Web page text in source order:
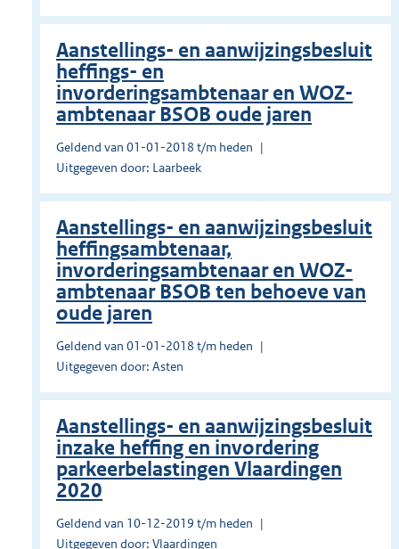
Aanstellings- en aanwijzingsbesluit
heffings- en
invorderingsambtenaar en WOZ-
ambtenaar BSOB oude jaren
Geldend van 01-01-2018 t/m heden
Uitgegeven door: Laarbeek
Aanstellings- en aanwijzingsbesluit
heffingsambtenaar,
invorderingsambtenaar en WOZ-
ambtenaar BSOB ten behoeve van
oude jaren
Geldend van 01-01-2018 t/m heden
Uitgegeven door: Asten
Aanstellings- en aanwijzingsbesluit
inzake heffing en invordering
parkeerbelastingen Vlaardingen
2020
Geldend van 10-12-2019 t/m heden
Uitgegeven door: Vlaardingen